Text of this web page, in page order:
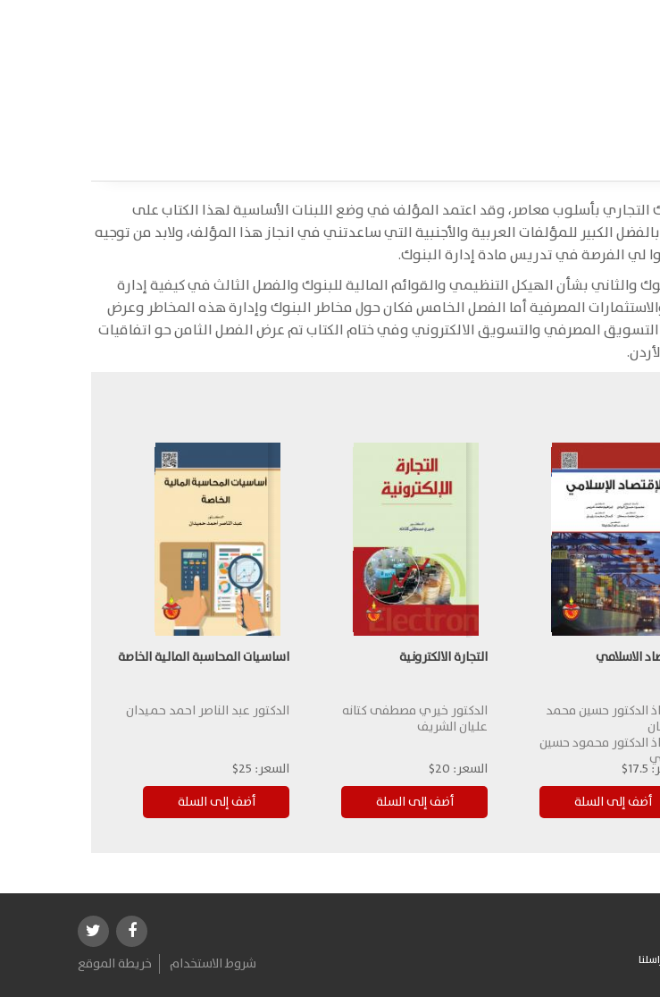
التجاري بأسلوب معاصر، وقد اعتمد المؤلف في وضع اللبنات الأساسية لهذا الكتاب على
الكبير للمؤلفات العربية والأجنبية التي ساعدتني في انجاز هذا المؤلف، ولابد من توجيه
لي الفرصة في تدريس مادة إدارة البنوك.
بشأن الهيكل التنظيمي والقوائم المالية للبنوك والفصل الثالث في كيفية إدارة
المصرفية أما الفصل الخامس فكان حول مخاطر البنوك وإدارة هذه المخاطر وعرض
المصرفي والتسويق الالكتروني وفي ختام الكتاب تم عرض الفصل الثامن حو اتفاقيات
الاسلامي
الدكتور حسين محمد
الدكتور محمود حسين
17.5$
التجارة الالكترونية
الدكتور خيري مصطفى كتانه
عليان الشريف
السعر: 20$
اساسيات المحاسبة المالية الخاصة
الدكتور عبد الناصر احمد حميدان
السعر: 25$
شروط الاستخدام
خريطة الموقع